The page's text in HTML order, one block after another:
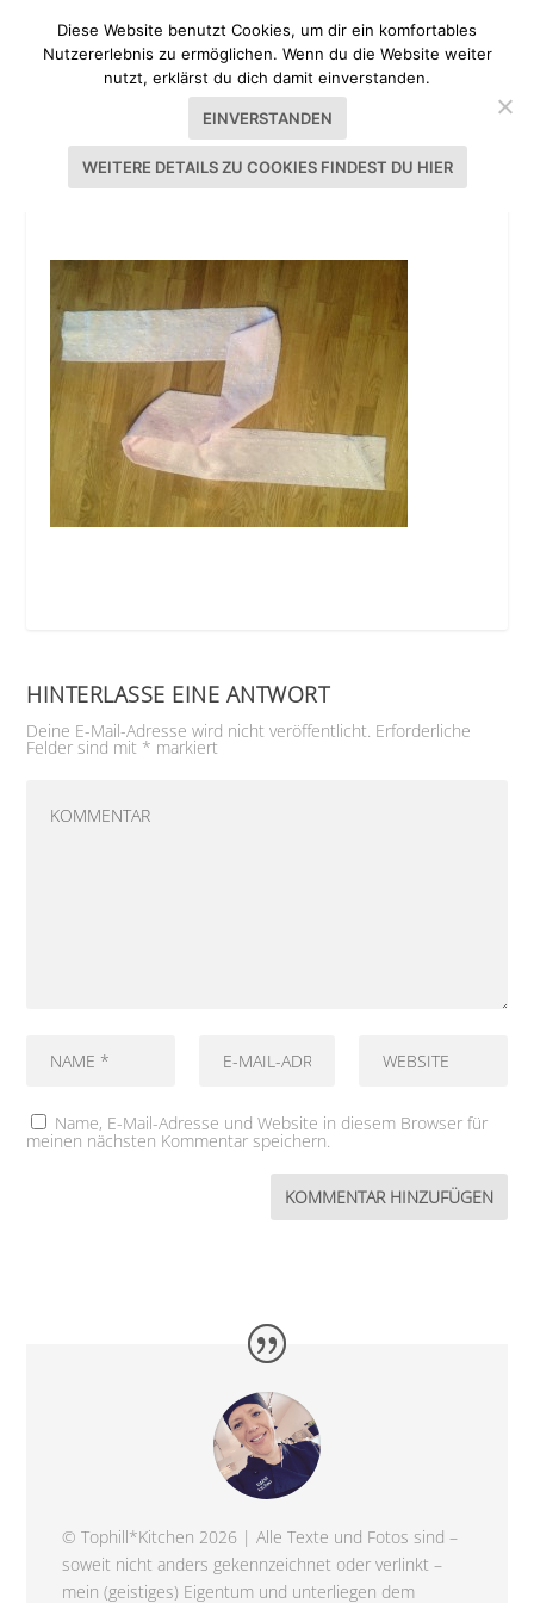
TUTORIAL DIRNDLSCHÜRZE NÄHEN
HINTERLASSE EINE ANTWORT
Deine E-Mail-Adresse wird nicht veröffentlicht. Erforderliche
Felder sind mit * markiert
Name, E-Mail-Adresse und Website in diesem Browser für
meinen nächsten Kommentar speichern.
© Tophill*Kitchen 2026 | Alle Texte und Fotos sind –
soweit nicht anders gekennzeichnet oder verlinkt –
mein (geistiges) Eigentum und unterliegen dem
Diese Website benutzt Cookies, um dir ein komfortables
Nutzererlebnis zu ermöglichen. Wenn du die Website weiter
nutzt, erklärst du dich damit einverstanden.
EINVERSTANDEN
WEITERE DETAILS ZU COOKIES FINDEST DU HIER